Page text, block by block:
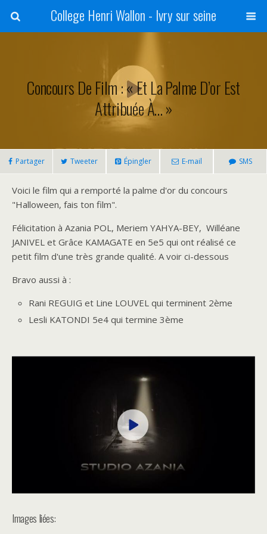
College Henri Wallon - Ivry sur seine
Concours De Film : « Et La Palme D’or Est
Attribuée À… »
Partager Tweeter Épingler E-mail SMS
Voici le film qui a remporté la palme d'or du concours
"Halloween, fais ton film".
Félicitation à Azania POL, Meriem YAHYA-BEY, Willéane
JANIVEL et Grâce KAMAGATE en 5e5 qui ont réalisé ce
petit film d'une très grande qualité. A voir ci-dessous
Bravo aussi à :
Rani REGUIG et Line LOUVEL qui terminent 2ème
Lesli KATONDI 5e4 qui termine 3ème
Images liées: